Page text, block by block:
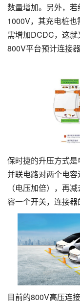
数量增加。另外，
1000V，其充电桩
需增加DCDC，这
800V平台预计连接
保时捷的升压方式
并联电路对两个电
（电压加倍），再
容一个开关，连接器
目前的800V高压连